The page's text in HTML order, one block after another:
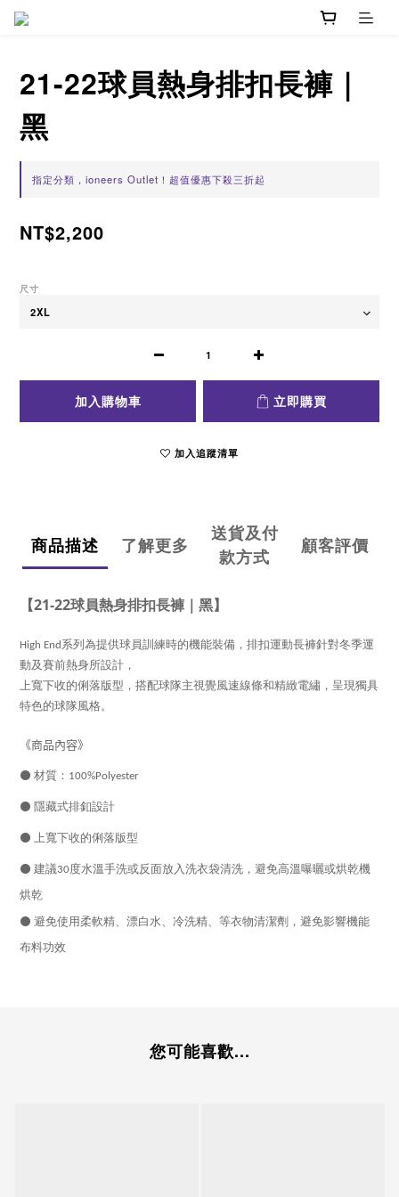
21-22球員熱身排扣長褲｜
黑
指定分類，ioneers Outlet！超值優惠下殺三折起
NT$2,200
尺寸
加入購物車 立即購買
加入追蹤清單
商品描述 了解更多
送貨及付
款方式
顧客評價
【21-22球員熱身排扣長褲｜黑】
High End系列為提供球員訓練時的機能裝備，排扣運動長褲針對冬季運
動及賽前熱身所設計，
上寬下收的俐落版型，搭配球隊主視覺風速線條和精緻電繡，呈現獨具
特色的球隊風格。
《商品內容》
⚫ 材質：100%Polyester
⚫ 隱藏式排釦設計
⚫ 上寬下收的俐落版型
⚫ 建議30度水溫手洗或反面放入洗衣袋清洗，避免高溫曝曬或烘乾機
烘乾
⚫ 避免使用柔軟精、漂白水、冷洗精、等衣物清潔劑，避免影響機能
布料功效
您可能喜歡...